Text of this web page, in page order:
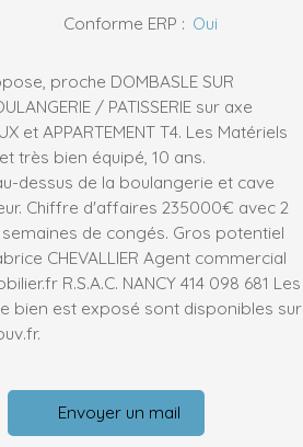
Conforme ERP : Oui
proche DOMBASLE SUR
/ PATISSERIE sur axe
et APPARTEMENT T4. Les Matériels
très bien équipé, 10 ans.
dessus de la boulangerie et cave
Chiffre d'affaires 235000€ avec 2
de congés. Gros potentiel
CHEVALLIER Agent commercial
R.S.A.C. NANCY 414 098 681 Les
bien est exposé sont disponibles sur
Envoyer un mail